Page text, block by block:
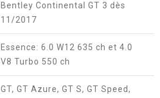
Bentley Continental GT 3 dès
11/2017
Essence: 6.0 W12 635 ch et 4.0
V8 Turbo 550 ch
GT, GT Azure, GT S, GT Speed,